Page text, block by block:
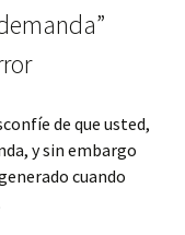
de que usted,
y sin embargo
cuando